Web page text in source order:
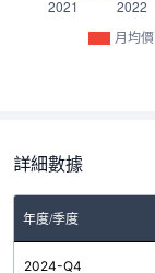
月均價
詳細數據
年度/季度
2024-Q4